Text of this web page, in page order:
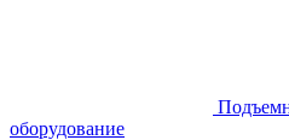
оборудование